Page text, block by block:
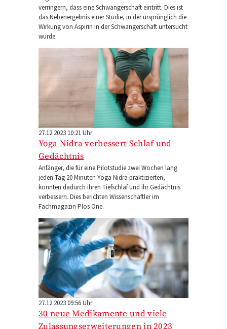
verringern, dass eine Schwangerschaft eintritt. Dies ist
das Nebenergebnis einer Studie, in der ursprünglich die
Wirkung von Aspirin in der Schwangerschaft untersucht
wurde.
27.12.2023 10:21 Uhr
Yoga Nidra verbessert Schlaf und
Gedächtnis
Anfänger, die für eine Pilotstudie zwei Wochen lang
jeden Tag 20 Minuten Yoga Nidra praktizierten,
konnten dadurch ihren Tiefschlaf und ihr Gedächtnis
verbessern. Dies berichten Wissenschaftler im
Fachmagazin Plos One.
27.12.2023 09:56 Uhr
30 neue Medikamente und viele
Zulassungserweiterungen in 2023